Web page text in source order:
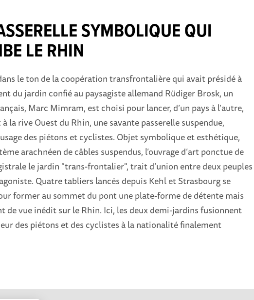
SYMBOLIQUE QUI
LE RHIN
le ton de la coopération transfrontalière qui avait présidé à
du jardin confié au paysagiste allemand Rüdiger Brosk, un
Marc Mimram, est choisi pour lancer, d’un pays à l’autre,
la rive Ouest du Rhin, une savante passerelle suspendue,
des piétons et cyclistes. Objet symbolique et esthétique,
arachnéen de câbles suspendus, l’ouvrage d’art ponctue de
le jardin "trans-frontalier", trait d’union entre deux peuples
Quatre tabliers lancés depuis Kehl et Strasbourg se
former au sommet du pont une plate-forme de détente mais
de vue inédit sur le Rhin. Ici, les deux demi-jardins fusionnent
des piétons et des cyclistes à la nationalité finalement